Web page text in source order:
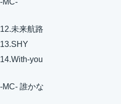
12.未来航路
13.SHY
14.With-you
-MC- 誰かな